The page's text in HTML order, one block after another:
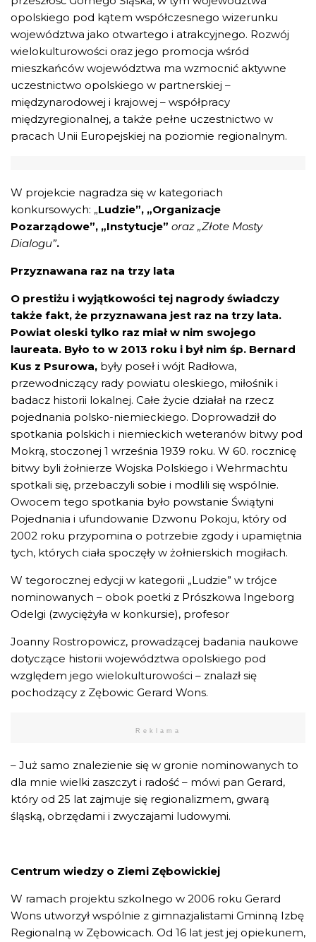
opolskiego pod kątem współczesnego wizerunku
województwa jako otwartego i atrakcyjnego. Rozwój
wielokulturowości oraz jego promocja wśród
mieszkańców województwa ma wzmocnić aktywne
uczestnictwo opolskiego w partnerskiej –
międzynarodowej i krajowej – współpracy
międzyregionalnej, a także pełne uczestnictwo w
pracach Unii Europejskiej na poziomie regionalnym.
W projekcie nagradza się w kategoriach
konkursowych: „Ludzie”, „Organizacje
Pozarządowe”, „Instytucje” oraz „Złote Mosty
Dialogu”.
Przyznawana raz na trzy lata
O prestiżu i wyjątkowości tej nagrody świadczy
także fakt, że przyznawana jest raz na trzy lata.
Powiat oleski tylko raz miał w nim swojego
laureata. Było to w 2013 roku i był nim śp. Bernard
Kus z Psurowa, były poseł i wójt Radłowa,
przewodniczący rady powiatu oleskiego, miłośnik i
badacz historii lokalnej. Całe życie działał na rzecz
pojednania polsko-niemieckiego. Doprowadził do
spotkania polskich i niemieckich weteranów bitwy pod
Mokrą, stoczonej 1 września 1939 roku. W 60. rocznicę
bitwy byli żołnierze Wojska Polskiego i Wehrmachtu
spotkali się, przebaczyli sobie i modlili się wspólnie.
Owocem tego spotkania było powstanie Świątyni
Pojednania i ufundowanie Dzwonu Pokoju, który od
2002 roku przypomina o potrzebie zgody i upamiętnia
tych, których ciała spoczęły w żołnierskich mogiłach.
W tegorocznej edycji w kategorii „Ludzie” w trójce
nominowanych – obok poetki z Prószkowa Ingeborg
Odelgi (zwyciężyła w konkursie), profesor
Joanny Rostropowicz, prowadzącej badania naukowe
dotyczące historii województwa opolskiego pod
względem jego wielokulturowości – znalazł się
pochodzący z Zębowic Gerard Wons.
Reklama
– Już samo znalezienie się w gronie nominowanych to
dla mnie wielki zaszczyt i radość – mówi pan Gerard,
który od 25 lat zajmuje się regionalizmem, gwarą
śląską, obrzędami i zwyczajami ludowymi.
Centrum wiedzy o Ziemi Zębowickiej
W ramach projektu szkolnego w 2006 roku Gerard
Wons utworzył wspólnie z gimnazjalistami Gminną Izbę
Regionalną w Zębowicach. Od 16 lat jest jej opiekunem,